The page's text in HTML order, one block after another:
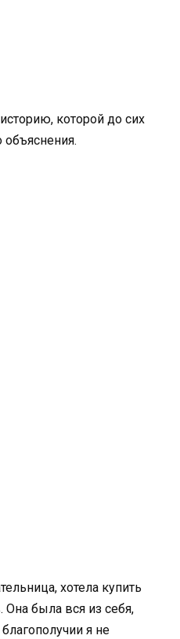
которой до сих
хотела купить
Она была вся из себя,
я не